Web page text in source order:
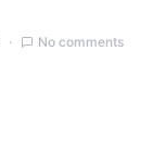
No comments